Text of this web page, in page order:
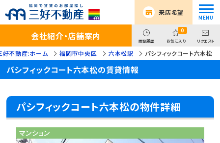
来店希望
会社紹介・店舗案内 閲覧履歴
0
お気に入り リクエスト
好不動産:ホーム 福岡市中央区 六本松駅 パシフィックコート六本松
パシフィックコート六本松の賃貸情報
パシフィックコート六本松の物件詳細
マンション